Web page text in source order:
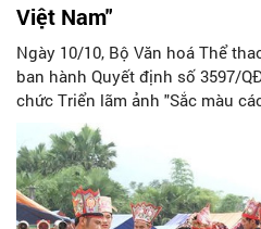
Việt Nam"
Ngày 10/10, Bộ Văn hoá Thể
ban hành Quyết định số 3597/
chức Triển lãm ảnh "Sắc màu
Chương trình mục tiêu quốc gia
vùng đồng bào dân tộc thiểu
Bộ VHTTDL.